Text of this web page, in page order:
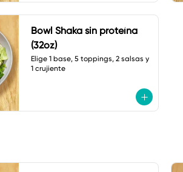
Bowl Shaka sin proteína
(32oz)
Elige 1 base, 5 toppings, 2 salsas y
1 crujiente